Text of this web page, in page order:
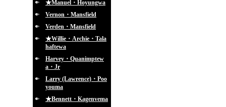
★Manuel・Hoyungwa
Vernon・Mansfield
Verden・Mansfield
★Willie・Archie・Tala
haftewa
Harvey・Quanimptew
a・Jr
Larry (Lawrence)・Poo
youma
★Bennett・Kagenvema